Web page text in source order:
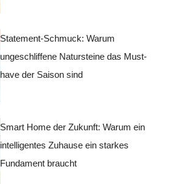
Statement-Schmuck: Warum
ungeschliffene Natursteine das Must-
have der Saison sind
Smart Home der Zukunft: Warum ein
intelligentes Zuhause ein starkes
Fundament braucht